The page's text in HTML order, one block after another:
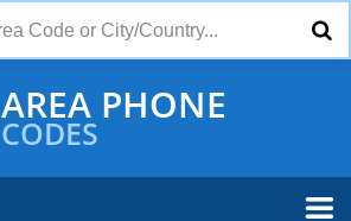
AREA PHONE
CODES